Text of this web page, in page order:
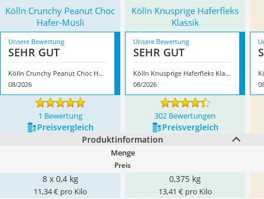
Kölln Crunchy Peanut Choc
Hafer-Müsli
Kölln Knusprige Haferfleks
Klassik
Unsere Bewertung
SEHR GUT
Kölln Crunchy Peanut Choc Hafer-Müsli
08/2026
Unsere Bewertung
SEHR GUT
Kölln Knusprige Haferfleks Klassik
08/2026
1 Bewertung 302 Bewertungen
Preis­vergleich
Preis­vergleich
Produktinformation
Menge
Preis
8 x 0,4 kg
11,34 € pro Kilo
0,375 kg
13,41 € pro Kilo